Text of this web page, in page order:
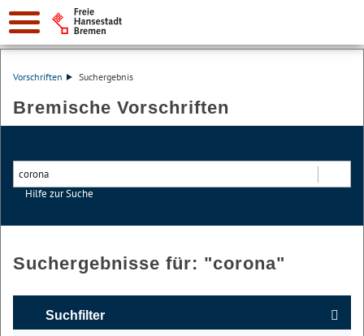
Vorschriften Suchergebnis
Bremische Vorschriften
Hilfe zur Suche
Suchergebnisse für: "corona"
Suchfilter